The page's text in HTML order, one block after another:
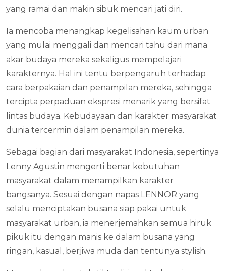
yang ramai dan makin sibuk mencari jati diri.
Ia mencoba menangkap kegelisahan kaum urban
yang mulai menggali dan mencari tahu dari mana
akar budaya mereka sekaligus mempelajari
karakternya. Hal ini tentu berpengaruh terhadap
cara berpakaian dan penampilan mereka, sehingga
tercipta perpaduan ekspresi menarik yang bersifat
lintas budaya. Kebudayaan dan karakter masyarakat
dunia tercermin dalam penampilan mereka.
Sebagai bagian dari masyarakat Indonesia, sepertinya
Lenny Agustin mengerti benar kebutuhan
masyarakat dalam menampilkan karakter
bangsanya. Sesuai dengan napas LENNOR yang
selalu menciptakan busana siap pakai untuk
masyarakat urban, ia menerjemahkan semua hiruk
pikuk itu dengan manis ke dalam busana yang
ringan, kasual, berjiwa muda dan tentunya stylish.